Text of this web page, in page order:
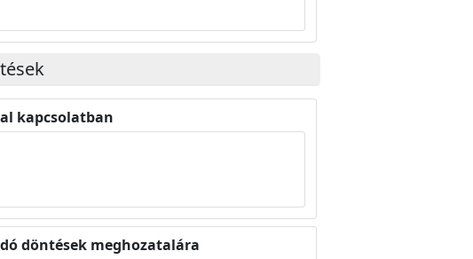
kapcsolatban
döntések meghozatalára